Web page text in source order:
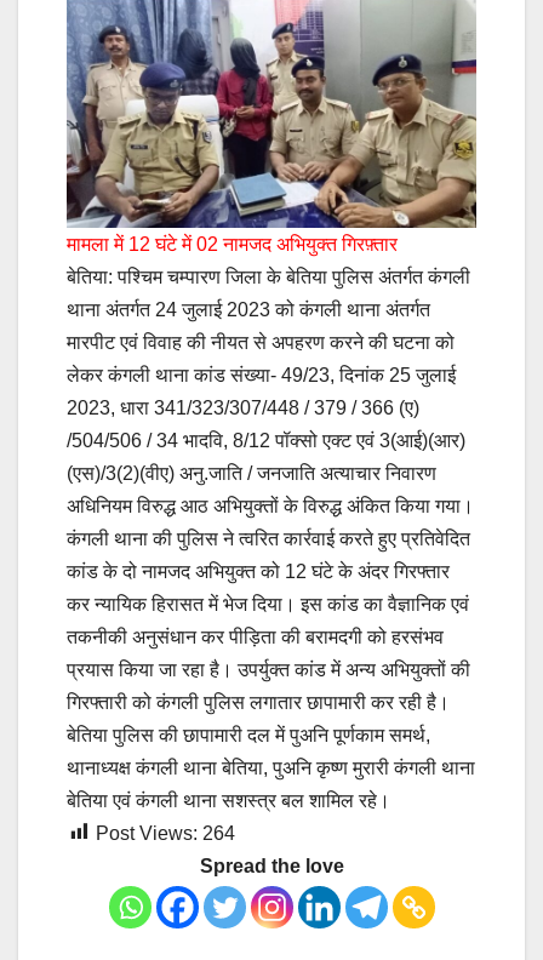
मामला में 12 घंटे में 02 नामजद अभियुक्त गिरफ़्तार
बेतिया: पश्चिम चम्पारण जिला के बेतिया पुलिस अंतर्गत कंगली
थाना अंतर्गत 24 जुलाई 2023 को कंगली थाना अंतर्गत
मारपीट एवं विवाह की नीयत से अपहरण करने की घटना को
लेकर कंगली थाना कांड संख्या- 49/23, दिनांक 25 जुलाई
2023, धारा 341/323/307/448 / 379 / 366 (ए)
/504/506 / 34 भादवि, 8/12 पॉक्सो एक्ट एवं 3(आई)(आर)
(एस)/3(2)(वीए) अनु.जाति / जनजाति अत्याचार निवारण
अधिनियम विरुद्ध आठ अभियुक्तों के विरुद्ध अंकित किया गया।
कंगली थाना की पुलिस ने त्वरित कार्रवाई करते हुए प्रतिवेदित
कांड के दो नामजद अभियुक्त को 12 घंटे के अंदर गिरफ्तार
कर न्यायिक हिरासत में भेज दिया। इस कांड का वैज्ञानिक एवं
तकनीकी अनुसंधान कर पीड़िता की बरामदगी को हरसंभव
प्रयास किया जा रहा है। उपर्युक्त कांड में अन्य अभियुक्तों की
गिरफ्तारी को कंगली पुलिस लगातार छापामारी कर रही है।
बेतिया पुलिस की छापामारी दल में पुअनि पूर्णकाम समर्थ,
थानाध्यक्ष कंगली थाना बेतिया, पुअनि कृष्ण मुरारी कंगली थाना
बेतिया एवं कंगली थाना सशस्त्र बल शामिल रहे।
Post Views: 264
Spread the love